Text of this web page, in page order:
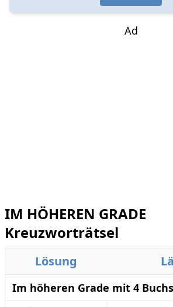
Ad
IM HÖHEREN GRADE
Kreuzworträtsel
Lösung
Im höheren Grade mit 4